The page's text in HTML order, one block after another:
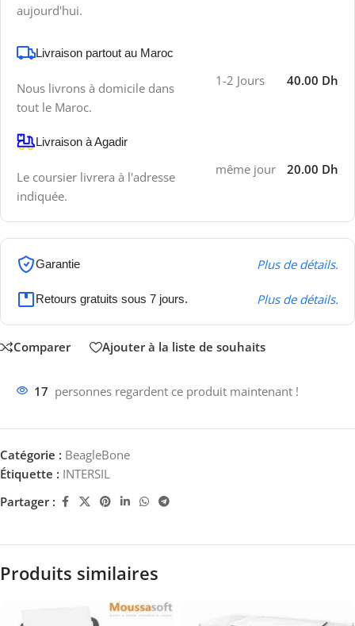
aujourd'hui.
Livraison partout au Maroc
Nous livrons à domicile dans
tout le Maroc.
1-2 Jours 40.00 Dh
Livraison à Agadir
Le coursier livrera à l'adresse
indiquée.
même jour 20.00 Dh
Garantie Plus de détails.
Retours gratuits sous 7 jours. Plus de détails.
Comparer Ajouter à la liste de souhaits
17 personnes regardent ce produit maintenant !
Catégorie : BeagleBone
Étiquette : INTERSIL
Partager :
Produits similaires